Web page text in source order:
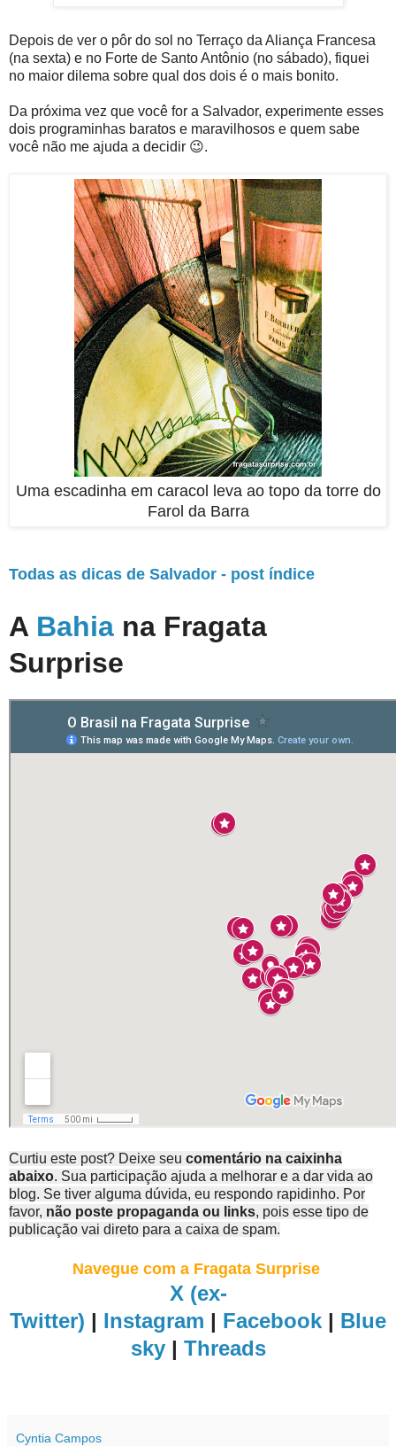
Depois de ver o pôr do sol no Terraço da Aliança Francesa
(na sexta) e no Forte de Santo Antônio (no sábado), fiquei
no maior dilema sobre qual dos dois é o mais bonito.
Da próxima vez que você for a Salvador, experimente esses
dois programinhas baratos e maravilhosos e quem sabe
você não me ajuda a decidir 😉.
Uma escadinha em caracol leva ao topo da torre do
Farol da Barra
Todas as dicas de Salvador - post índice
A Bahia na Fragata
Surprise
Curtiu este post? Deixe seu comentário na caixinha
abaixo. Sua participação ajuda a melhorar e a dar vida ao
blog. Se tiver alguma dúvida, eu respondo rapidinho. Por
favor, não poste propaganda ou links, pois esse tipo de
publicação vai direto para a caixa de spam.
Navegue com a Fragata Surprise
X (ex-
Twitter) | Instagram | Facebook | Blue
sky| Threads
Cyntia Campos